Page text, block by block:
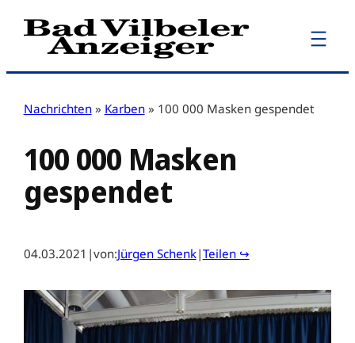
Zum
Inhalt
Nachrichten » Karben » 100 000 Masken gespendet
100 000 Masken
gespendet
04.03.2021 |von:Jürgen Schenk|Teilen ↪